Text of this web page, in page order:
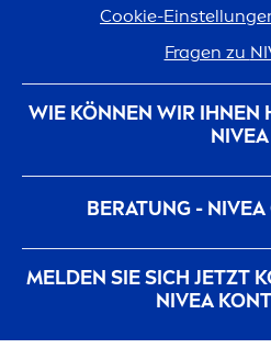
Cookie-
Fragen zu
WIE KÖNNEN WIR IHNEN
NIVEA
Marken-Geschichte
Nachhaltigkeit bei
BERATUNG - NIVEA
Pickel auf der Wange
Hyaluronsäure
MELDEN SIE SICH JETZT
NIVEA